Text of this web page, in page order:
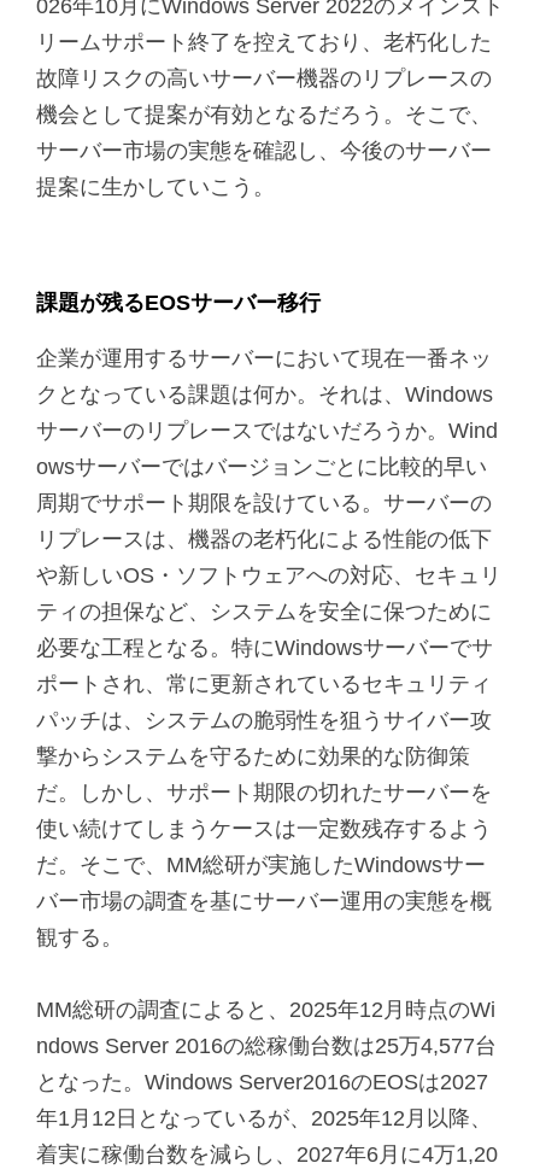
026年10月にWindows Server 2022のメインスト
リームサポート終了を控えており、老朽化した
故障リスクの高いサーバー機器のリプレースの
機会として提案が有効となるだろう。そこで、
サーバー市場の実態を確認し、今後のサーバー
提案に生かしていこう。
課題が残るEOSサーバー移行
企業が運用するサーバーにおいて現在一番ネッ
クとなっている課題は何か。それは、Windows
サーバーのリプレースではないだろうか。Wind
owsサーバーではバージョンごとに比較的早い
周期でサポート期限を設けている。サーバーの
リプレースは、機器の老朽化による性能の低下
や新しいOS・ソフトウェアへの対応、セキュリ
ティの担保など、システムを安全に保つために
必要な工程となる。特にWindowsサーバーでサ
ポートされ、常に更新されているセキュリティ
パッチは、システムの脆弱性を狙うサイバー攻
撃からシステムを守るために効果的な防御策
だ。しかし、サポート期限の切れたサーバーを
使い続けてしまうケースは一定数残存するよう
だ。そこで、MM総研が実施したWindowsサー
バー市場の調査を基にサーバー運用の実態を概
観する。
MM総研の調査によると、2025年12月時点のWi
ndows Server 2016の総稼働台数は25万4,577台
となった。Windows Server2016のEOSは2027
年1月12日となっているが、2025年12月以降、
着実に稼働台数を減らし、2027年6月に4万1,20